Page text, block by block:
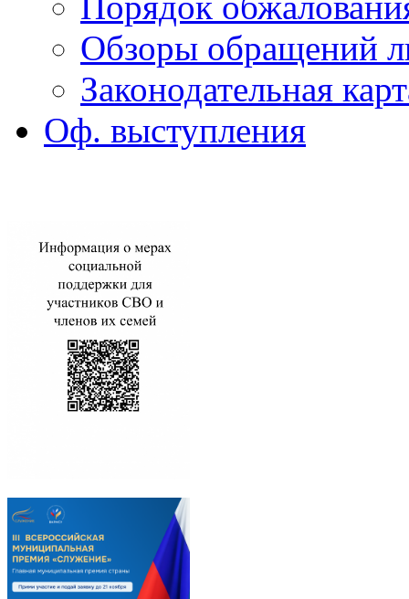
Обзоры обращений
Законодательная
Оф. выступления